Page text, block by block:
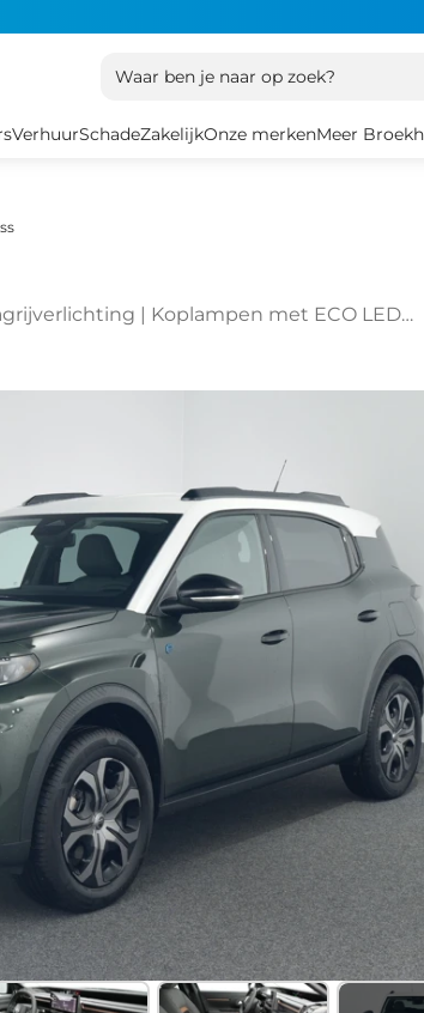
Waar ben je naar op zoek?
VerhuurSchadeZakelijkOnze merkenMeer
| Koplampen met ECO LED